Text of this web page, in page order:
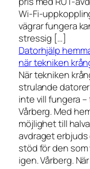
Wi-Fi-
vägrar fungera
stressig […]
Datorhjälp
när tekniken
När tekniken
strulande
inte vill fungera
Vårberg. Med
möjlighet till
avdraget
stöd för den
igen. Vårberg.